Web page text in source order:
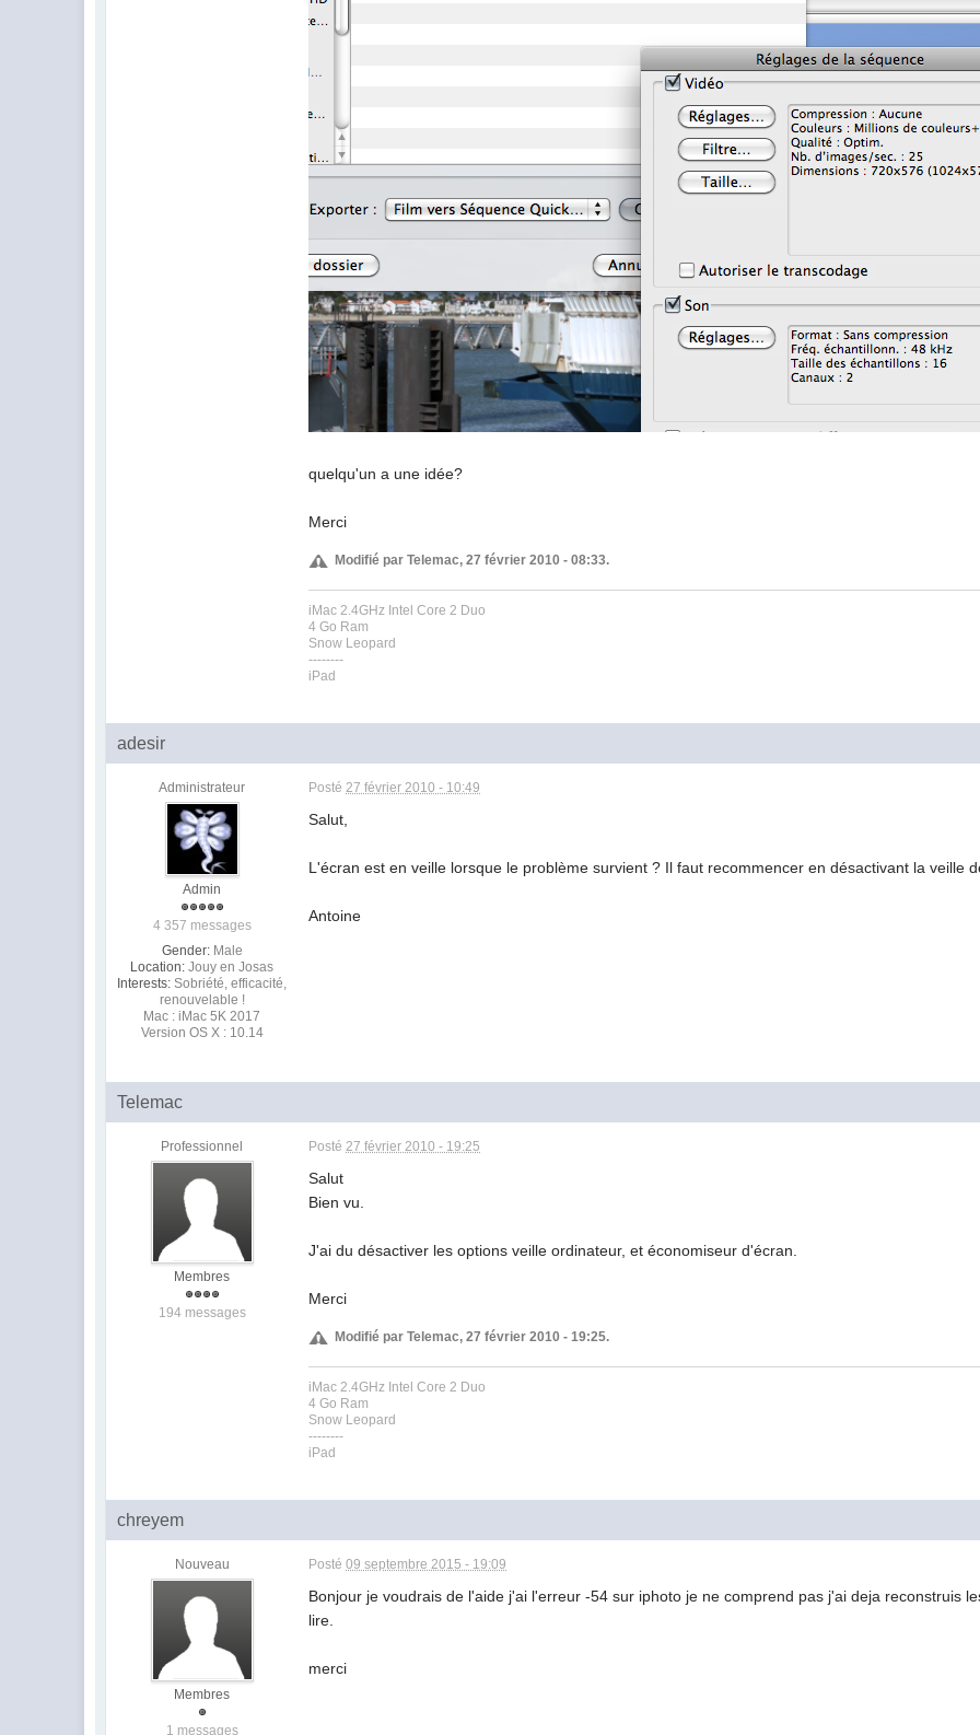
quelqu'un a une idée?
Merci
Modifié par Telemac, 27 février 2010 - 08:33.
iMac 2.4GHz Intel Core 2 Duo
4 Go Ram
Snow Leopard
--------
iPad
adesir
Administrateur
Admin
4 357 messages
Gender: Male
Location: Jouy en Josas
Interests: Sobriété, efficacité,
renouvelable !
Mac : iMac 5K 2017
Version OS X : 10.14
Posté27 février 2010 - 10:49
Salut,
L'écran est en veille lorsque le problème survient ? Il faut recommencer en désactivant la veille
Antoine
Telemac
Professionnel
Membres
194 messages
Posté27 février 2010 - 19:25
Salut
Bien vu.
J'ai du désactiver les options veille ordinateur, et économiseur d'écran.
Merci
Modifié par Telemac, 27 février 2010 - 19:25.
iMac 2.4GHz Intel Core 2 Duo
4 Go Ram
Snow Leopard
--------
iPad
chreyem
Nouveau
Membres
1 messages
Posté09 septembre 2015 - 19:09
Bonjour je voudrais de l'aide j'ai l'erreur -54 sur iphoto je ne comprend pas j'ai deja reconstruis
lire.
merci